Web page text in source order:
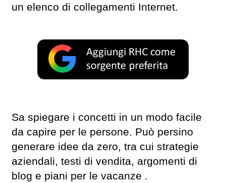
un elenco di collegamenti Internet.
Sa spiegare i concetti in un modo facile
da capire per le persone. Può persino
generare idee da zero, tra cui strategie
aziendali, testi di vendita, argomenti di
blog e piani per le vacanze .